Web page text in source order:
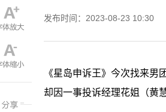
发布时间：2023-08-23 10:30
《星岛申诉王》今次找来
却因一事投诉经理花姐（黄